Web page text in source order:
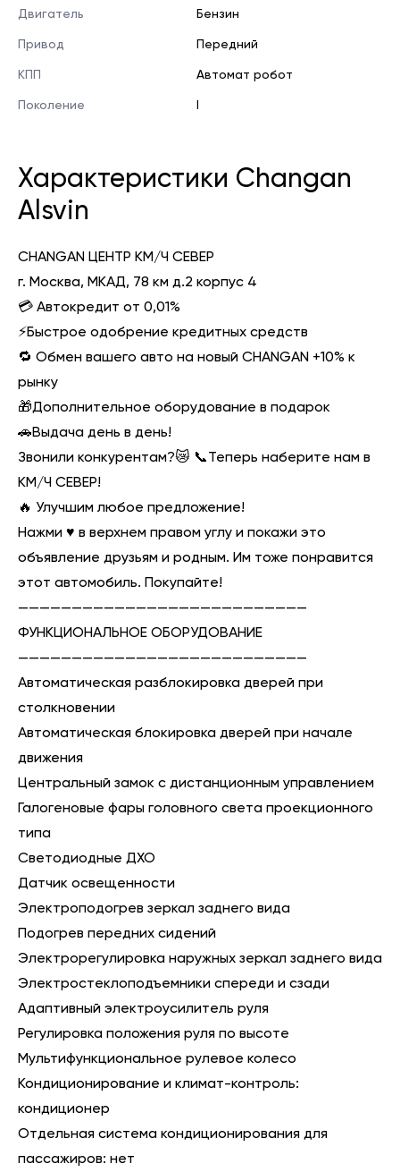
Двигатель Бензин
Привод Передний
КПП Автомат робот
Поколение I
Характеристики Changan
Alsvin
CHANGAN ЦЕНТР КМ/Ч СЕВЕР
г. Москва, МКАД, 78 км д.2 корпус 4
💳 Автокредит от 0,01%
⚡️Быстрое одобрение кредитных средств
🔁 Обмен вашего авто на новый CHANGAN +10% к
рынку
🎁Дополнительное оборудование в подарок
🚗Выдача день в день!
Звонили конкурентам?😿 📞Теперь наберите нам в
КМ/Ч СЕВЕР!
🔥 Улучшим любое предложение!
Нажми ♥️ в верхнем правом углу и покажи это
объявление друзьям и родным. Им тоже понравится
этот автомобиль. Покупайте!
———————————————————————————
ФУНКЦИОНАЛЬНОЕ ОБОРУДОВАНИЕ
———————————————————————————
Автоматическая разблокировка дверей при
столкновении
Автоматическая блокировка дверей при начале
движения
Центральный замок с дистанционным управлением
Галогеновые фары головного света проекционного
типа
Светодиодные ДХО
Датчик освещенности
Электроподогрев зеркал заднего вида
Подогрев передних сидений
Электрорегулировка наружных зеркал заднего вида
Электростеклоподъемники спереди и сзади
Адаптивный электроусилитель руля
Регулировка положения руля по высоте
Мультифункциональное рулевое колесо
Кондиционирование и климат-контроль:
кондиционер
Отдельная система кондиционирования для
пассажиров: нет